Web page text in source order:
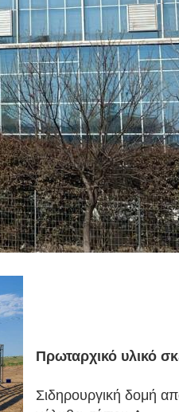
Πρωταρχικό υλικό
Σιδηρουργική δομή